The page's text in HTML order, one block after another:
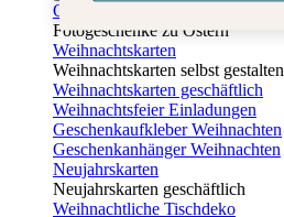
Osterkarten
Fotogeschenke zu Ostern
Weihnachtskarten
Weihnachtskarten selbst gestalten
Weihnachtskarten geschäftlich
Weihnachtsfeier Einladungen
Geschenkaufkleber Weihnachten
Geschenkanhänger Weihnachten
Neujahrskarten
Neujahrskarten geschäftlich
Weihnachtliche Tischdeko